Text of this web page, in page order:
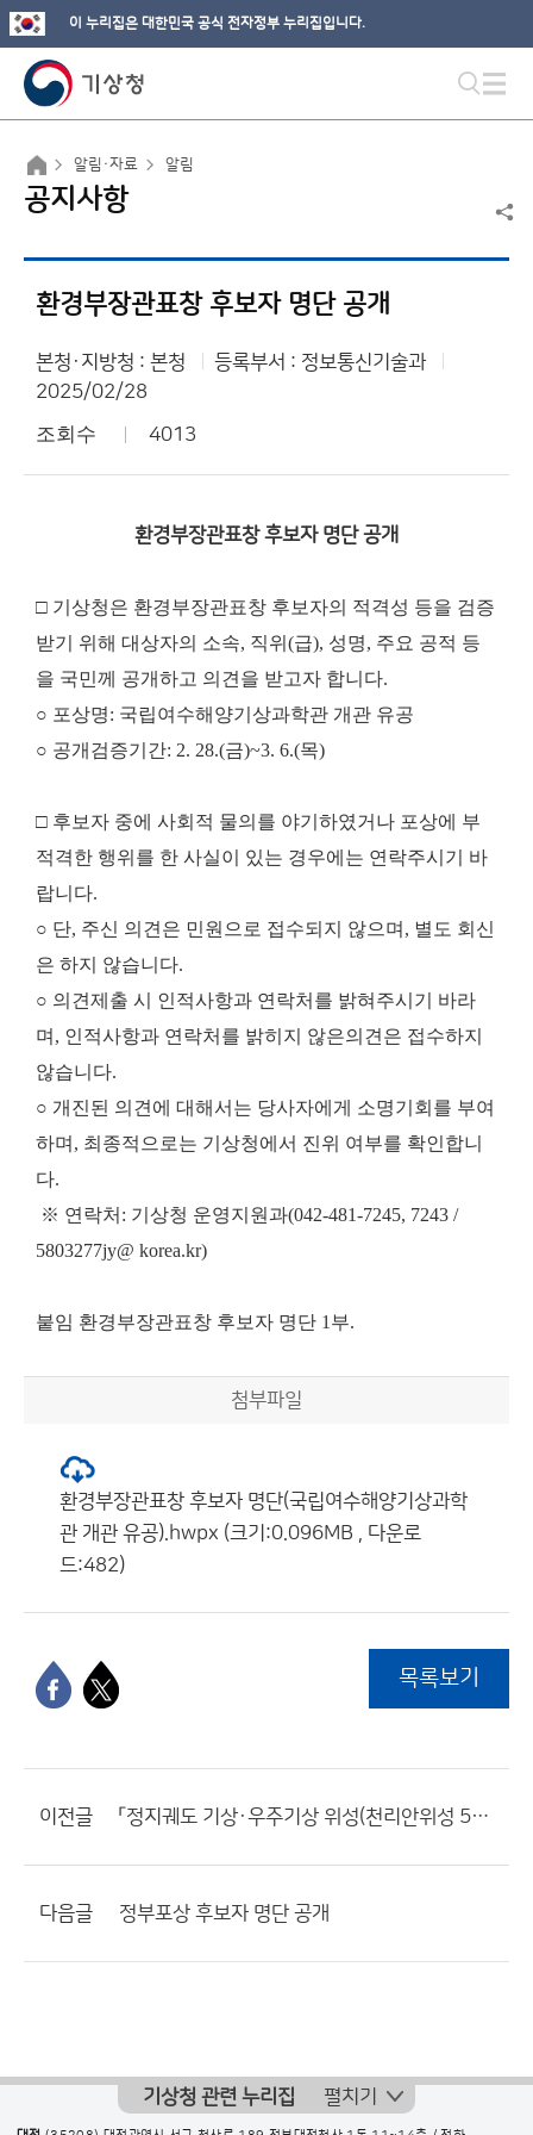
이 누리집은 대한민국 공식 전자정부 누리집입니다.
알림·자료 알림
공지사항
환경부장관표창 후보자 명단 공개
본청·지방청 : 본청
등록부서 : 정보통신기술과
2025/02/28
조회수 4013
환경부장관표창 후보자 명단 공개
□ 기상청은 환경부장관표창 후보자의 적격성 등을 검증
받기 위해 대상자의 소속, 직위(급), 성명, 주요 공적 등
을 국민께 공개하고 의견을 받고자 합니다.
○ 포상명: 국립여수해양기상과학관 개관 유공
○ 공개검증기간: 2. 28.(금)~3. 6.(목)
□ 후보자 중에 사회적 물의를 야기하였거나 포상에 부
적격한 행위를 한 사실이 있는 경우에는 연락주시기 바
랍니다.
○ 단, 주신 의견은 민원으로 접수되지 않으며, 별도 회신
은 하지 않습니다.
○ 의견제출 시 인적사항과 연락처를 밝혀주시기 바라
며, 인적사항과 연락처를 밝히지 않은의견은 접수하지
않습니다.
○ 개진된 의견에 대해서는 당사자에게 소명기회를 부여
하며, 최종적으로는 기상청에서 진위 여부를 확인합니
다.
※ 연락처: 기상청 운영지원과(042-481-7245, 7243 /
5803277jy@ korea.kr)
붙임 환경부장관표창 후보자 명단 1부.
첨부파일
환경부장관표창 후보자 명단(국립여수해양기상과학
관 개관 유공).hwpx (크기:0.096MB , 다운로
드:482)
목록보기
이전글 「정지궤도 기상·우주기상 위성(천리안위성 5호) 개발」사업 공고(재공고)
다음글 정부포상 후보자 명단 공개
기상청 관련 누리집 펼치기